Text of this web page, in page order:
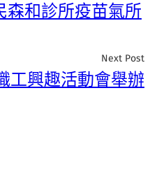
森和診所疫苗氣所
Next Post
工興趣活動會舉辦